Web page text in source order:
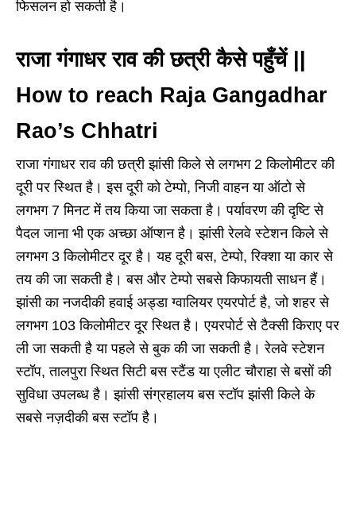
फिसलन हो सकती है।
राजा गंगाधर राव की छत्री कैसे पहुँचें||
How to reach Raja Gangadhar
Rao’s Chhatri
राजा गंगाधर राव की छत्री झांसी किले से लगभग 2 किलोमीटर की
दूरी पर स्थित है। इस दूरी को टेम्पो, निजी वाहन या ऑटो से
लगभग 7 मिनट में तय किया जा सकता है। पर्यावरण की दृष्टि से
पैदल जाना भी एक अच्छा ऑप्शन है। झांसी रेलवे स्टेशन किले से
लगभग 3 किलोमीटर दूर है। यह दूरी बस, टेम्पो, रिक्शा या कार से
तय की जा सकती है। बस और टेम्पो सबसे किफायती साधन हैं।
झांसी का नजदीकी हवाई अड्डा ग्वालियर एयरपोर्ट है, जो शहर से
लगभग 103 किलोमीटर दूर स्थित है। एयरपोर्ट से टैक्सी किराए पर
ली जा सकती है या पहले से बुक की जा सकती है। रेलवे स्टेशन
स्टॉप, तालपुरा स्थित सिटी बस स्टैंड या एलीट चौराहा से बसों की
सुविधा उपलब्ध है। झांसी संग्रहालय बस स्टॉप झांसी किले के
सबसे नज़दीकी बस स्टॉप है।